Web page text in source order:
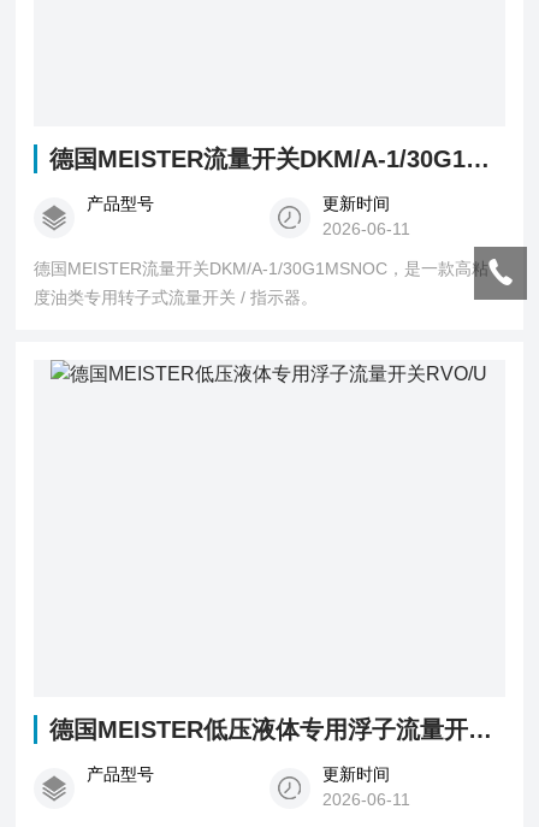
德国MEISTER流量开关DKM/A-1/30G1MSNOC
产品型号
更新时间
2026-06-11
德国MEISTER流量开关DKM/A-1/30G1MSNOC，是一款高粘
度油类专用转子式流量开关 / 指示器。
德国MEISTER低压液体专用浮子流量开关RVO/U
产品型号
更新时间
2026-06-11